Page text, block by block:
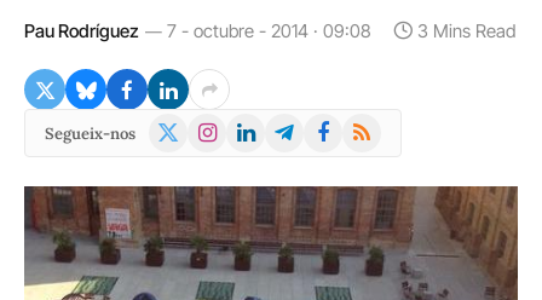
Pau Rodríguez 7 - octubre - 2014 · 09:08 3 Mins Read
Segueix-nos
X
Instagram
LinkedInTelegramFacebook
RSS